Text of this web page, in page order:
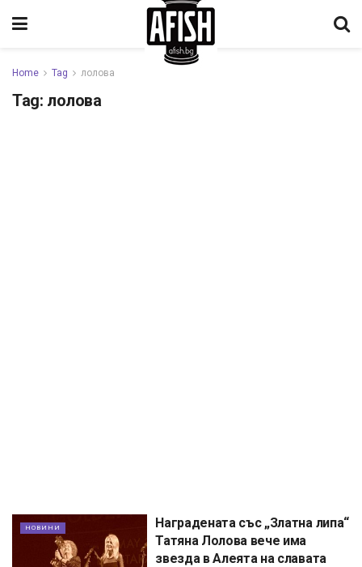
Home Tag лолова
Tag: лолова
НОВИНИ
Наградената със „Златна липа“
Татяна Лолова вече има
звезда в Алеята на славата